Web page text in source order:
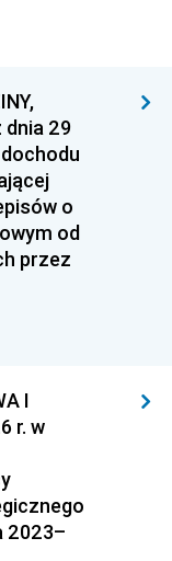
dnia 29
o
od
przez
I
r. w
2023–